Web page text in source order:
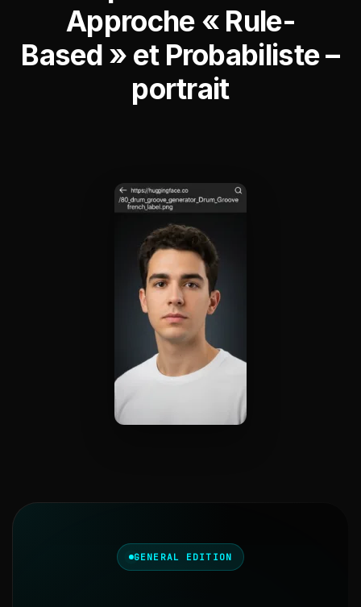
Approche « Rule-
Based » et Probabiliste –
portrait
GENERAL EDITION